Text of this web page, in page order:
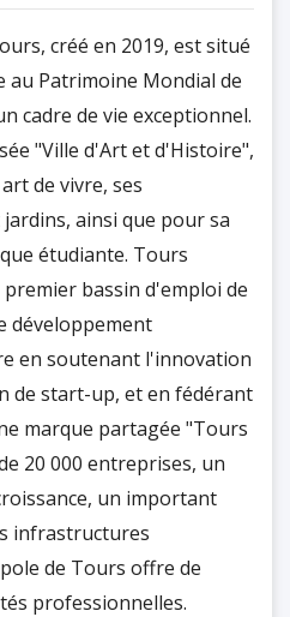
créé en 2019, est situé
au Patrimoine Mondial de
cadre de vie exceptionnel.
"Ville d'Art et d'Histoire",
de vivre, ses
ainsi que pour sa
étudiante. Tours
bassin d'emploi de
développement
en soutenant l'innovation
de start-up, et en fédérant
marque partagée "Tours
20 000 entreprises, un
un important
infrastructures
de Tours offre de
professionnelles.